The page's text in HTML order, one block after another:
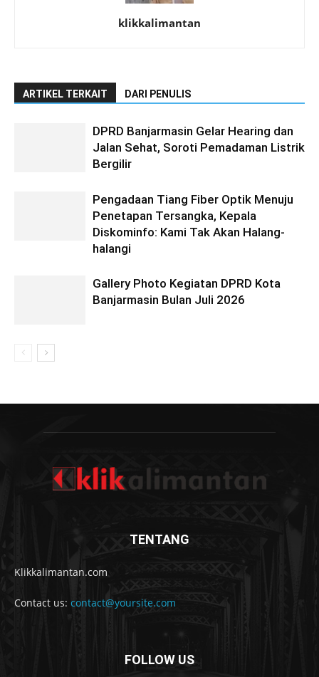
klikkalimantan
ARTIKEL TERKAIT DARI PENULIS
DPRD Banjarmasin Gelar Hearing dan
Jalan Sehat, Soroti Pemadaman Listrik
Bergilir
Pengadaan Tiang Fiber Optik Menuju
Penetapan Tersangka, Kepala
Diskominfo: Kami Tak Akan Halang-
halangi
Gallery Photo Kegiatan DPRD Kota
Banjarmasin Bulan Juli 2026
TENTANG
Klikkalimantan.com
Contact us: contact@yoursite.com
FOLLOW US